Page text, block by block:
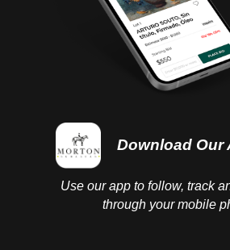
Download Our
Use our app to follow, track
through your mobile